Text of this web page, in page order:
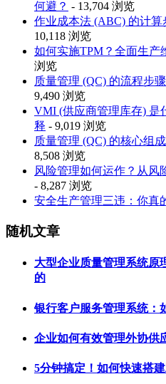
何避？ - 13,704 浏览
作业成本法 (ABC) 的计
10,118 浏览
如何实施TPM？全面生产
浏览
质量管理 (QC) 的流程步
9,490 浏览
VMI (供应商管理库存) 是
释 - 9,019 浏览
质量管理 (QC) 的核心组
8,508 浏览
风险管理如何运作？从风
- 8,287 浏览
安全生产管理三违：你真
随机文章
大型企业质量管理系统原
的
银行客户服务管理系统：
企业如何有效管理外协供
5分钟搞定！如何快速搭